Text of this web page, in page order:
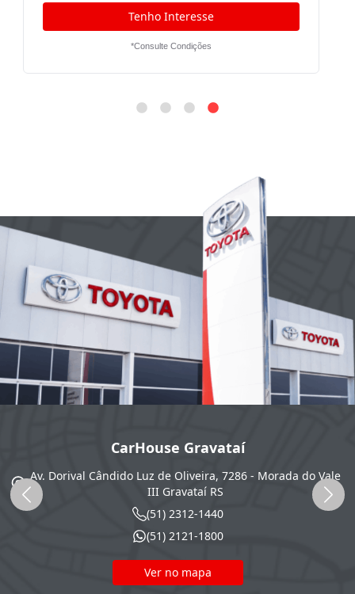
Tenho Interesse
*Consulte Condições
CarHouse Gravataí
Av. Dorival Cândido Luz de Oliveira, 7286 - Morada do Vale
III Gravataí RS
(51) 2312-1440
(51) 2121-1800
Ver no mapa